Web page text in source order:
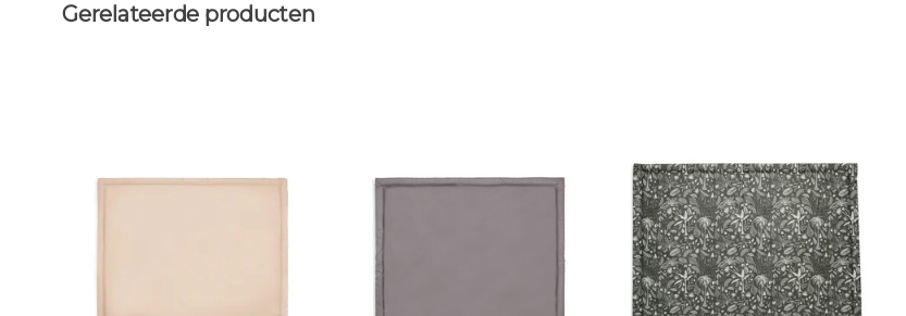
Gerelateerde producten